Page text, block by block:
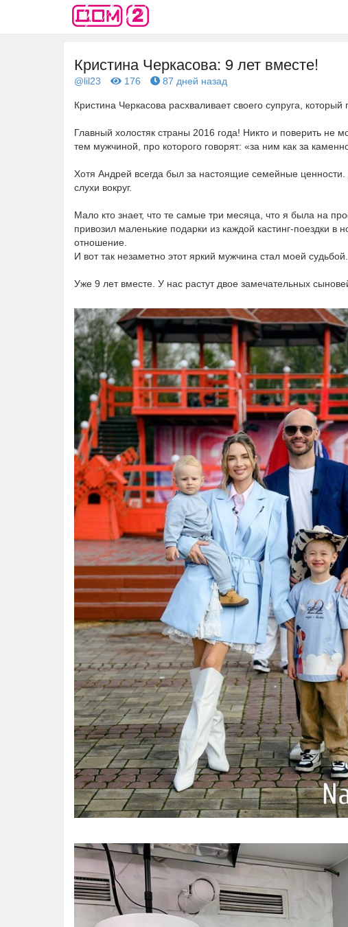
Кристина Черкасова: 9 лет вместе!
@lil23 176 87 дней назад
Кристина Черкасова расхваливает своего супруга,
Главный холостяк страны 2016 года! Никто и поверить
тем мужчиной, про которого говорят: «за ним как за
Хотя Андрей всегда был за настоящие семейные
слухи вокруг.
Мало кто знает, что те самые три месяца, что я была на
привозил маленькие подарки из каждой кастинг-поездки
отношение.
И вот так незаметно этот яркий мужчина стал моей судьбой.
Уже 9 лет вместе. У нас растут двое замечательных